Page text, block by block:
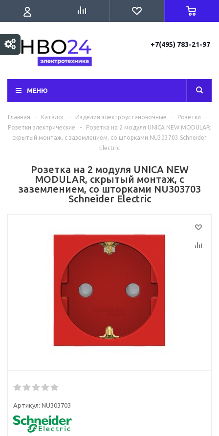
+7(495) 783-21-97
МЕНЮ
Главная - Каталог - Изделия электроустановочные - Розетки
-
Розетки электрические
-
Розетка на 2 модуля UNICA NEW MODULAR,
скрытый монтаж, с заземлением, со шторками NU303703 Schneider
Electric
Розетка на 2 модуля UNICA NEW
MODULAR, скрытый монтаж, с
заземлением, со шторками NU303703
Schneider Electric
Артикул: NU303703